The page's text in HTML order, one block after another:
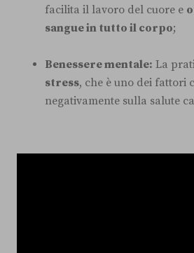
facilita il lavoro del cuore e
sangue in tutto il corpo;
Benessere mentale: La
stress, che è uno dei fattori
negativamente sulla salute